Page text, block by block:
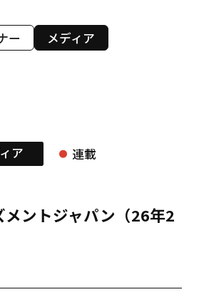
ー メディア
ア 連載
メントジャパン（26年2